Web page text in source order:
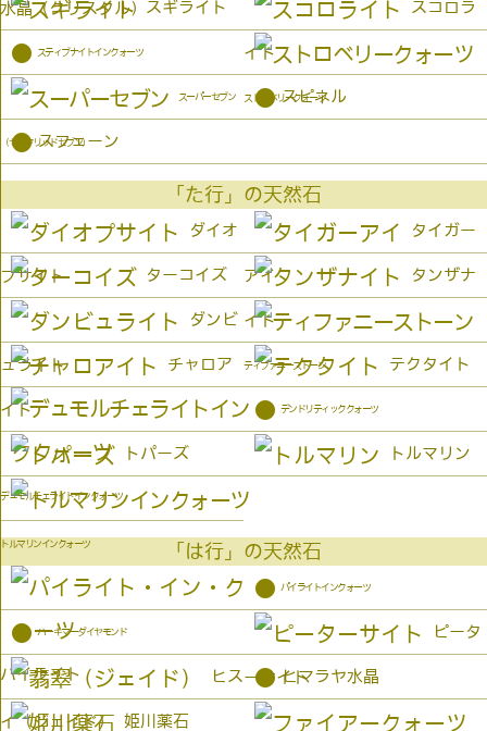
水晶（クリスタル） スギライト スコロラ
イト
● スティブナイトインクォーツ
ストロベリークォーツ
スーパーセブン
（セイクリッドセブン）
● スピネル
● スフェーン
「た行」の天然石
ダイオ
プサイト
タイガー
アイ
ターコイズ タンザナ
イト
ダンビ
ュライト ティファニーストーン
チャロア
イト
テクタイト
デュモルチェライトインクォーツ
● デンドリティッククォーツ
トパーズ トルマリン
トルマリンインクォーツ 「は行」の天然石
パイライト
● パイライトインクォーツ
● ハーキマーダイヤモンド ピータ
ーサイト
ヒス
イ（ジェイド）
● ヒマラヤ水晶
姫川薬石